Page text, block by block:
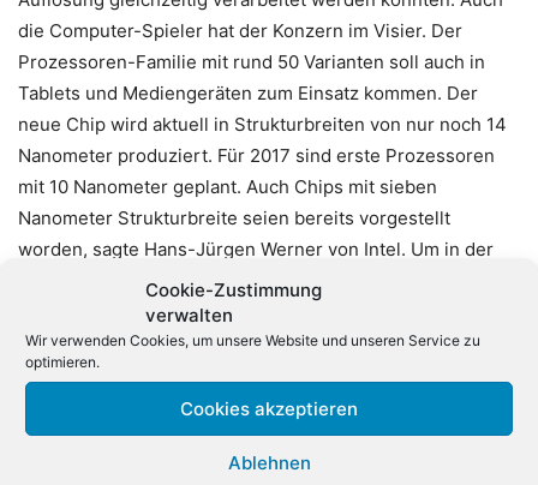
Cookie-Zustimmung
verwalten
Wir verwenden Cookies, um unsere Website und unseren Service zu
optimieren.
Cookies akzeptieren
Ablehnen
die Computer-Spieler hat der Konzern im Visier. Der
Prozessoren-Familie mit rund 50 Varianten soll auch in
Tablets und Mediengeräten zum Einsatz kommen. Der
neue Chip wird aktuell in Strukturbreiten von nur noch 14
Nanometer produziert. Für 2017 sind erste Prozessoren
mit 10 Nanometer geplant. Auch Chips mit sieben
Nanometer Strukturbreite seien bereits vorgestellt
worden, sagte Hans-Jürgen Werner von Intel. Um in der
Produktion den eingesetzten Lichtstrahl entsprechend zu
brechen, würden bereits zahlreiche Verfahren wie feuchte
Linsen und extrem ultraviolettes Licht eingesetzt. So
langsam dürften die Entwickler aber dennoch an die
physikalischen Grenzen stoßen. «Wir fahren auf einer
Straße in dichtem Nebel, aber wir kommen immer noch
an», sagte Intel-Sprecher Thomas Kaminski. Das